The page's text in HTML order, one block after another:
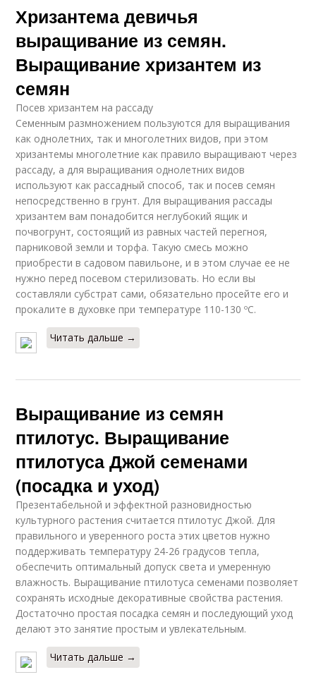
Хризантема девичья
выращивание из семян.
Выращивание хризантем из
семян
Посев хризантем на рассаду
Семенным размножением пользуются для выращивания
как однолетних, так и многолетних видов, при этом
хризантемы многолетние как правило выращивают через
рассаду, а для выращивания однолетних видов
используют как рассадный способ, так и посев семян
непосредственно в грунт. Для выращивания рассады
хризантем вам понадобится неглубокий ящик и
почвогрунт, состоящий из равных частей перегноя,
парниковой земли и торфа. Такую смесь можно
приобрести в садовом павильоне, и в этом случае ее не
нужно перед посевом стерилизовать. Но если вы
составляли субстрат сами, обязательно просейте его и
прокалите в духовке при температуре 110-130 ºC.
Читать дальше →
Выращивание из семян
птилотус. Выращивание
птилотуса Джой семенами
(посадка и уход)
Презентабельной и эффектной разновидностью
культурного растения считается птилотус Джой. Для
правильного и уверенного роста этих цветов нужно
поддерживать температуру 24-26 градусов тепла,
обеспечить оптимальный допуск света и умеренную
влажность. Выращивание птилотуса семенами позволяет
сохранять исходные декоративные свойства растения.
Достаточно простая посадка семян и последующий уход
делают это занятие простым и увлекательным.
Читать дальше →